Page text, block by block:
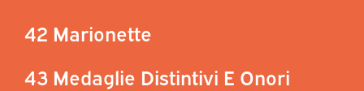
42 Marionette
43 Medaglie Distintivi E Onori